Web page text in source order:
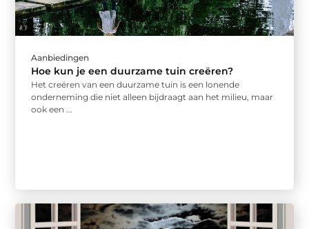
Aanbiedingen
Hoe kun je een duurzame tuin creëren?
Het creëren van een duurzame tuin is een lonende
onderneming die niet alleen bijdraagt aan het milieu, maar
ook een ...